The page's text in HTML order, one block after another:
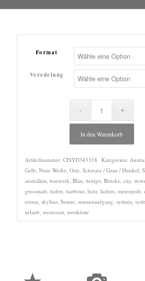
Format
Veredelung
In den Warenkorb
Artikelnummer: CISYD343318 Kategorien:
Gelb Neue Werke, Orte, Schwarz / Grau / Dunkel
australien bauwerk Blau bridge, Brücke, city,
grossstadt, hafen harbour, licht, lichter, metropole,
reisen skyline, Sonne, sonnenaufgang sydney,
urlaub westcoast, westküste